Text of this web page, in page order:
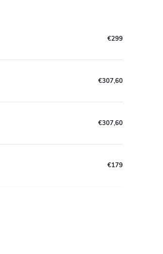
€299
€307,60
€307,60
€179